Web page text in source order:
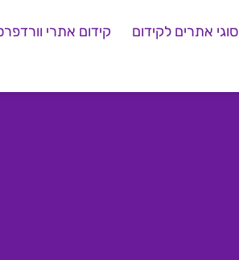
סוגי אתרים לקידום קידום אתרי